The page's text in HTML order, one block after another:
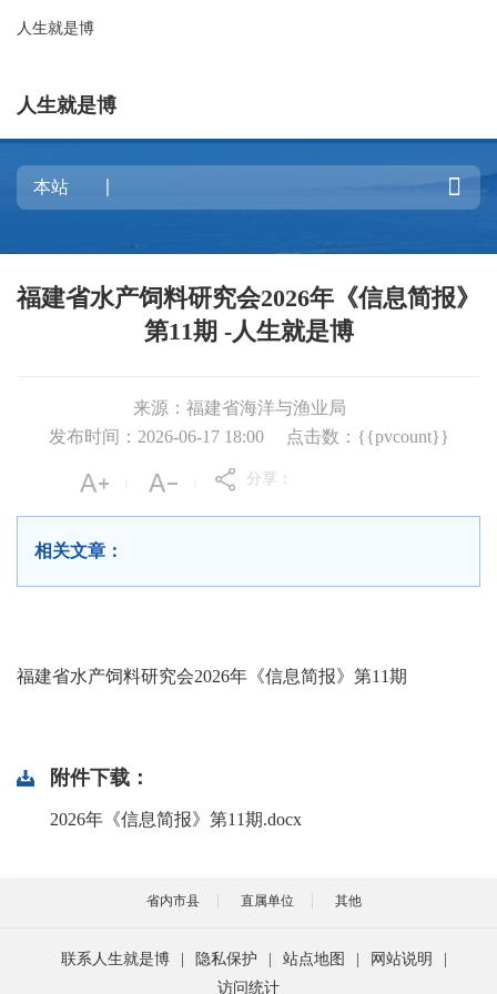
人生就是博
人生就是博

福建省水产饲料研究会2026年《信息简报》
第11期 -人生就是博
来源：福建省海洋与渔业局
发布时间：2026-06-17 18:00
点击数：{{pvcount}}
分享：
相关文章：
福建省水产饲料研究会2026年《信息简报》第11期
附件下载：
2026年《信息简报》第11期.docx
省内市县 直属单位 其他
联系人生就是博 隐私保护 站点地图 网站说明
访问统计